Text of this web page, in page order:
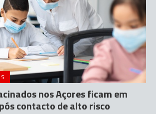
nos Açores ficam em
contacto de alto risco